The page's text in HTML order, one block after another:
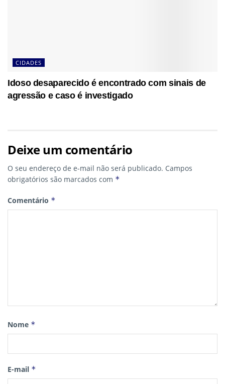
CIDADES
Idoso desaparecido é encontrado com sinais de
agressão e caso é investigado
Deixe um comentário
O seu endereço de e-mail não será publicado. Campos
obrigatórios são marcados com *
Comentário *
Nome *
E-mail *